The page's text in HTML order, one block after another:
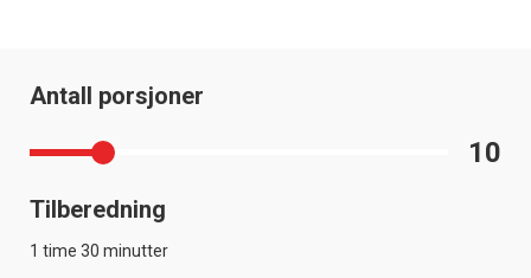
Antall porsjoner
10
Tilberedning
1 time 30 minutter